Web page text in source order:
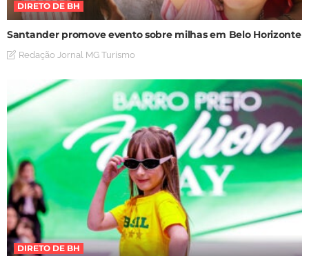
DIRETO DE BH
Santander promove evento sobre milhas em Belo Horizonte
Redação Jornal MG Turismo
DIRETO DE BH